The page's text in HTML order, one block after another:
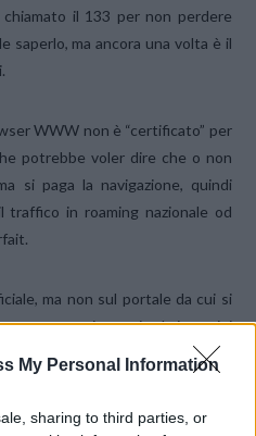
My Personal Information
sharing to third parties, or
il 133 per non perdere
saperlo, ma ancora una volta è il
WWW non è “certificato” per
potrebbe voler dire che o non
si paga la navigazione, quindi
in roaming nazionale od
ma non sul portale da cui si
vengono riportati solo i termini
il tutto interamente in inglese,
Piuttosto curioso per un